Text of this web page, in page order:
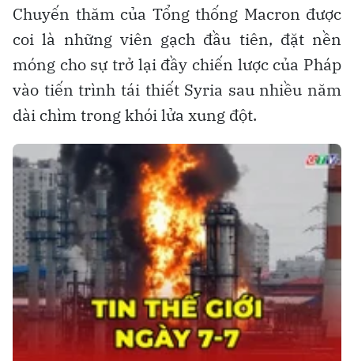
Chuyến thăm của Tổng thống Macron được
coi là những viên gạch đầu tiên, đặt nền
móng cho sự trở lại đầy chiến lược của Pháp
vào tiến trình tái thiết Syria sau nhiều năm
dài chìm trong khói lửa xung đột.